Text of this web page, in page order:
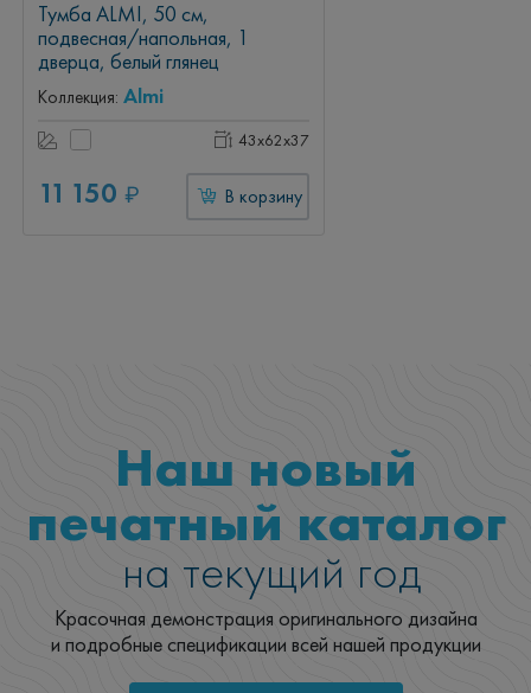
Тумба ALMI, 50 см,
подвесная/напольная, 1
дверца, белый глянец
Коллекция: Almi
43x62x37
11 150 ₽ В корзину
Наш новый
печатный каталог
на текущий год
Красочная демонстрация оригинального дизайна
и подробные спецификации всей нашей продукции